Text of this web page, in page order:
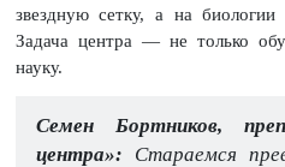
звездную сетку, а на
Задача центра — не только
науку.
Семен Бортников,
центра»: Стараемся